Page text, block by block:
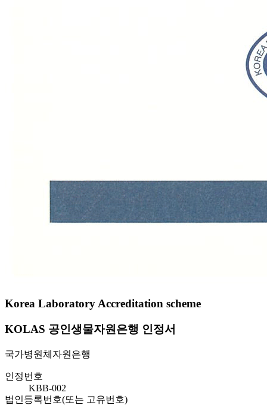
Korea Laboratory Accreditation scheme
KOLAS 공인생물자원은행 인정서
국가병원체자원은행
인정번호
KBB-002
법인등록번호(또는 고유번호)